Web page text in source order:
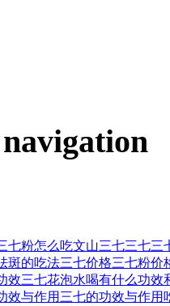
七粉怎么吃文山三七三七三
斑的吃法三七价格三七粉价
效三七花泡水喝有什么功效
效与作用 三七的功效与作用